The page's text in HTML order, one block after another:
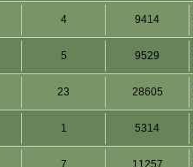
4 9414
5 9529
23 28605
1 5314
7 11257